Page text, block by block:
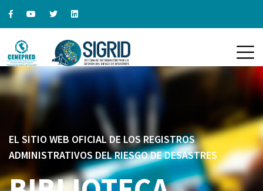
EL SITIO WEB OFICIAL DE LOS REGISTROS
ADMINISTRATIVOS DEL RIESGO DE DESASTRES